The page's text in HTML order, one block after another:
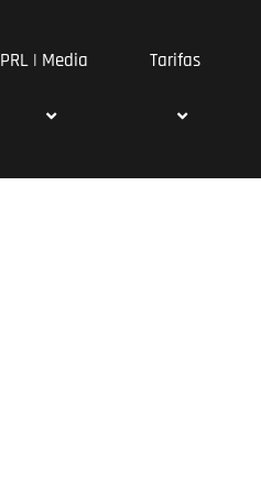
PRL | Media Tarifas